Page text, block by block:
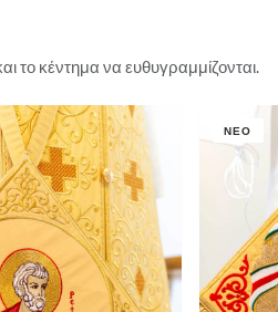
το κέντημα να ευθυγραμμίζονται.
ΝΈΟ